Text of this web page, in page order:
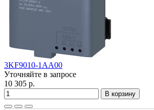
3KF9010-1AA00
Уточняйте в запросе
10 305 р.
В корзину